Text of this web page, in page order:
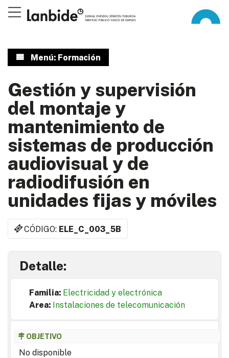
Menú: Formación
Gestión y supervisión
del montaje y
mantenimiento de
sistemas de producción
audiovisual y de
radiodifusión en
unidades fijas y móviles
CÓDIGO: ELE_C_003_5B
Detalle:
Familia: Electricidad y electrónica
Area: Instalaciones de telecomunicación
OBJETIVO
No disponible